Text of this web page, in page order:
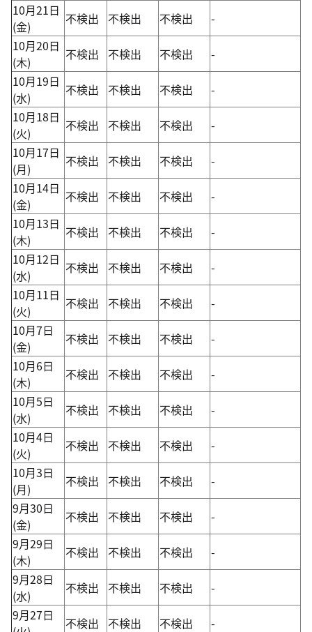
10月21日
(金)
不検出 不検出 不検出
-
10月20日
(木)
不検出 不検出 不検出
-
10月19日
(水)
不検出 不検出 不検出
-
10月18日
(火)
不検出 不検出 不検出
-
10月17日
(月)
不検出 不検出 不検出
-
10月14日
(金)
不検出 不検出 不検出
-
10月13日
(木)
不検出 不検出 不検出
-
10月12日
(水)
不検出 不検出 不検出
-
10月11日
(火)
不検出 不検出 不検出
-
10月7日
(金)
不検出 不検出 不検出
-
10月6日
(木)
不検出 不検出 不検出
-
10月5日
(水)
不検出 不検出 不検出
-
10月4日
(火)
不検出 不検出 不検出
-
10月3日
(月)
不検出 不検出 不検出
-
9月30日
(金)
不検出 不検出 不検出
-
9月29日
(木)
不検出 不検出 不検出
-
9月28日
(水)
不検出 不検出 不検出
-
9月27日
不検出 不検出 不検出 -